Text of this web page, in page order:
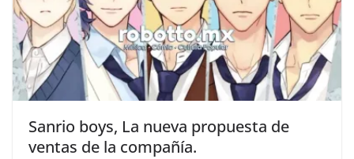
Sanrio boys, La nueva propuesta de
ventas de la compañía.